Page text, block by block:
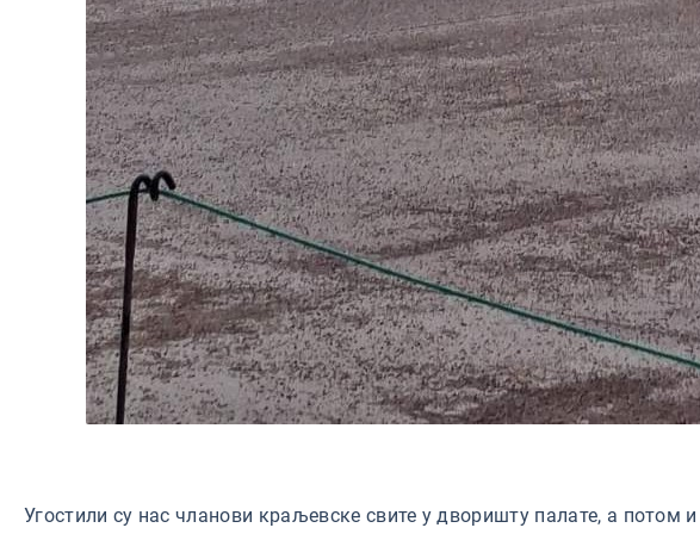
Угостили су нас чланови краљевске свите у дворишту палате, а потом